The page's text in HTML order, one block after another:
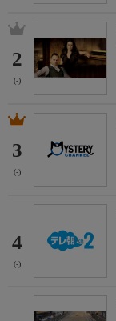
2
(-)
3
(-)
4
(-)